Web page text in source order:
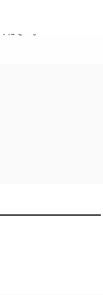
すか? 当社ではお客様の
よびご質問がある場合
ださい。